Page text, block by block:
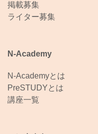
掲載募集
ライター募集
N-Academy
N-Academyとは
PreSTUDYとは
講座一覧